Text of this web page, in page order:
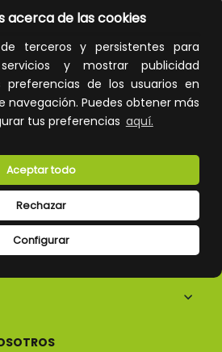
acerca de las cookies
terceros y persistentes para
y mostrar publicidad
preferencias de los usuarios en
navegación. Puedes obtener más
tus preferencias aquí.
Configurar
Rechazar
Aceptar todo